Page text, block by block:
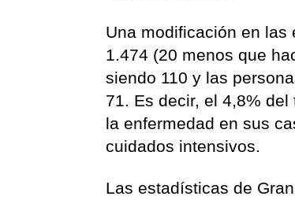
Una modificación en las
1.474 (20 menos que
siendo 110 y las
71. Es decir, el 4,8%
la enfermedad en sus
cuidados intensivos.
Las estadísticas de